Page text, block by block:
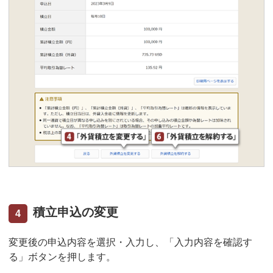
4 積立申込の変更
変更後の申込内容を選択・入力し、「入力内容を確認す
る」ボタンを押します。